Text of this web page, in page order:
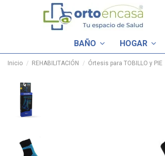
BAÑO HOGAR
Inicio REHABILITACIÓN Órtesis para TOBILLO y PIE